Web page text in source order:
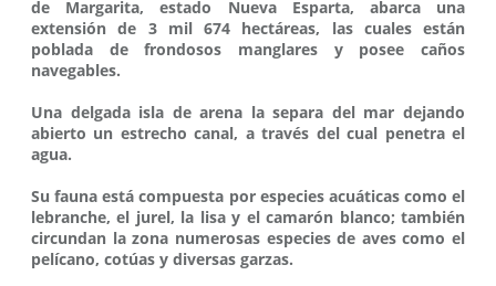
de Margarita, estado Nueva Esparta, abarca una
extensión de 3 mil 674 hectáreas, las cuales están
poblada de frondosos manglares y posee caños
navegables.
Una delgada isla de arena la separa del mar dejando
abierto un estrecho canal, a través del cual penetra el
agua.
Su fauna está compuesta por especies acuáticas como el
lebranche, el jurel, la lisa y el camarón blanco; también
circundan la zona numerosas especies de aves como el
pelícano, cotúas y diversas garzas.